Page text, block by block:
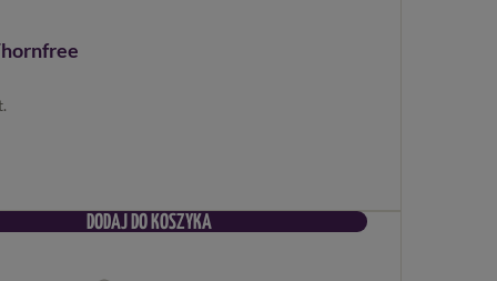
DODAJ DO KOSZYKA